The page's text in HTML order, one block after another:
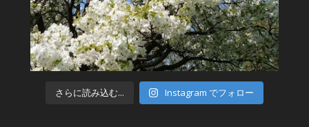
さらに読み込む... Instagram でフォロー